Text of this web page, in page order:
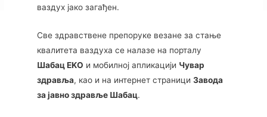
ваздух јако загађен.
Све здравствене препоруке везане за стање
квалитета ваздуха се налазе на порталу
Шабац EKО и мобилној апликацији Чувар
здравља, као и на интернет страници Завода
за јавно здравље Шабац.